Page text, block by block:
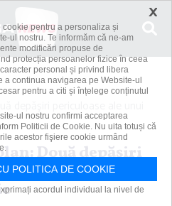
depăşiri periculoase ale unui
Două depăşiri
şofer puteau
×
pentru a personaliza și
ul nostru. Te informăm că ne-am
modificări propuse de
protecția persoanelor fizice în ceea
personal și privind libera
continua navigarea pe Website-ul
pentru a citi și înțelege conținutul
ul nostru confirmi acceptarea
Politicii de Cookie. Nu uita totuși că
acestor fişiere cookie urmând
POLITICA DE COOKIE
acordul individual la nivel de